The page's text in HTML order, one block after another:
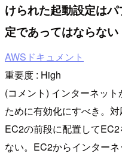
けられた起動設定は
定であってはならない
AWSドキュメント
重要度 : High
(コメント) インターネッ
ために有効化にすべき。
EC2の前段に配置して
ない。EC2からインター